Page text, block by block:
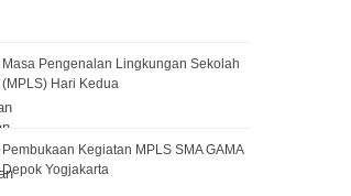
Masa Pengenalan Lingkungan Sekolah
(MPLS) Hari Kedua
Pembukaan Kegiatan MPLS SMA GAMA
Depok Yogjakarta